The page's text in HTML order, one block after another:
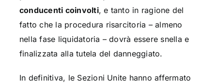
conducenti coinvolti, e tanto in ragione del
fatto che la procedura risarcitoria – almeno
nella fase liquidatoria – dovrà essere snella e
finalizzata alla tutela del danneggiato.
In definitiva, le Sezioni Unite hanno affermato